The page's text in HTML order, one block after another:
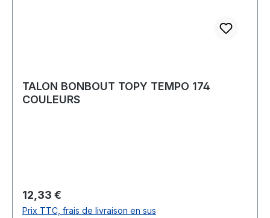
TALON BONBOUT TOPY TEMPO 174
COULEURS
Prix régulier :
12,33 €
Prix TTC, frais de livraison en sus